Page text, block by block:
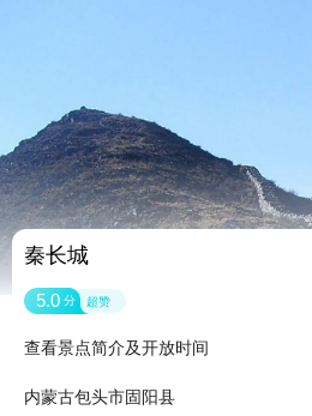
秦长城
5.0 分 超赞
查看景点简介及开放时间
内蒙古包头市固阳县